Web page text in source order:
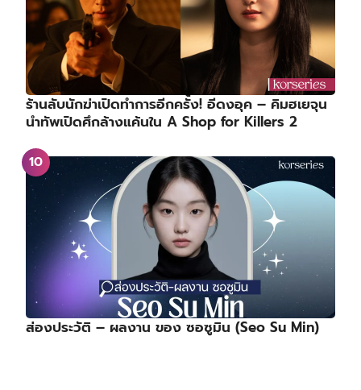
ร้านลับนักฆ่าเปิดทำการอีกครั้ง! อีดงอุค – คิมฮเยจุน
นำทัพเปิดศึกล้างแค้นใน A Shop for Killers 2
ส่องประวัติ – ผลงาน ของ ซอซูมิน (Seo Su Min)